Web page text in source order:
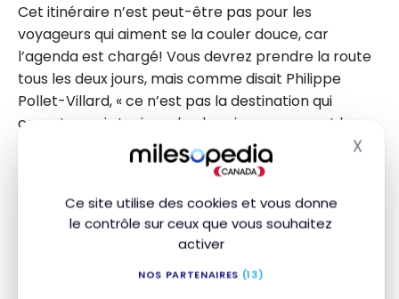
Ce site utilise des cookies et vous donne
le contrôle sur ceux que vous souhaitez
activer
NOS PARTENAIRES (13)
X
Cet itinéraire n’est peut-être pas pour les
voyageurs qui aiment se la couler douce, car
l’agenda est chargé! Vous devrez prendre la route
tous les deux jours, mais comme disait Philippe
Pollet-Villard, « ce n’est pas la destination qui
compte, mais toujours le chemin parcouru, et les
détours surtout. » À partir de La Malbaie, les routes
empruntées sont toutes plus magnifiques les unes
Si vous avez envie de ralentir un peu, vous pourriez
toujours retirer Tadoussac ou le Parc national du Bic
de votre itinéraire. Le dernier arrêt permet de